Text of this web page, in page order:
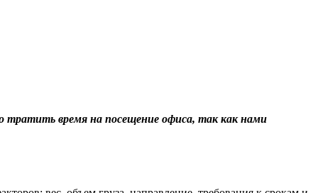
время на посещение офиса, так как нами